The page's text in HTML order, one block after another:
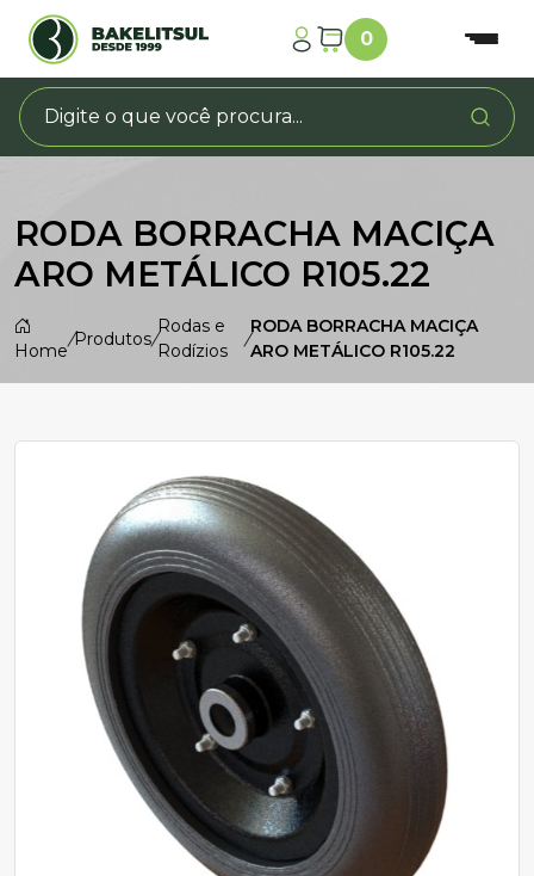
0
RODA BORRACHA MACIÇA
ARO METÁLICO R105.22
Home
/Produtos/
Rodas e
Rodízios
/
RODA BORRACHA MACIÇA
ARO METÁLICO R105.22